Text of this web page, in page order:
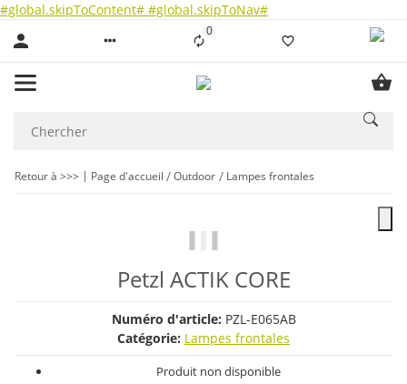
#global.skipToContent# #global.skipToNav#
0Liste ist leer
Retour à >>> Page d'accueil Outdoor Lampes frontales
Petzl ACTIK CORE
Numéro d'article: PZL-E065AB
Catégorie: Lampes frontales
Produit non disponible